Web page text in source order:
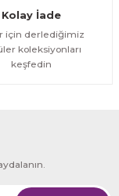
Kolay İade
için derlediğimiz
koleksiyonları
keşfedin